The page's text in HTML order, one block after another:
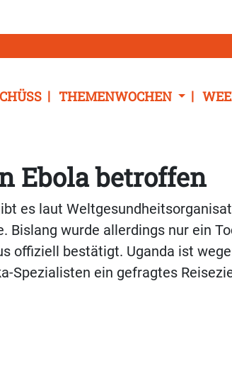
THEMENWOCHEN
Ebola betroffen
es laut
Bislang wurde allerdings nur ein
offiziell bestätigt. Uganda ist
Spezialisten ein gefragtes